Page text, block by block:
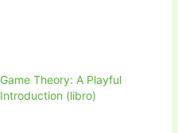
Game Theory: A Playful
Introduction (libro)